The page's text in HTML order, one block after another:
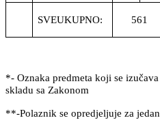
SVEUKUPNO: 561
*- Oznaka predmeta koji se
skladu sa Zakonom
**-Polaznik se opredjeljuje za